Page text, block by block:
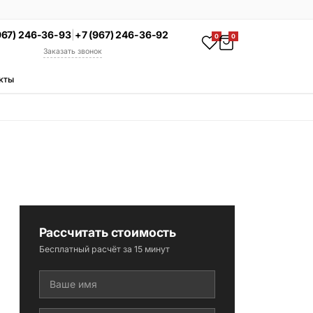
246-36-93| +7 (967) 246-36-92
Заказать звонок
0 0
Благоустройство
Рассчитать стоимость
Бесплатный расчёт за 15 минут